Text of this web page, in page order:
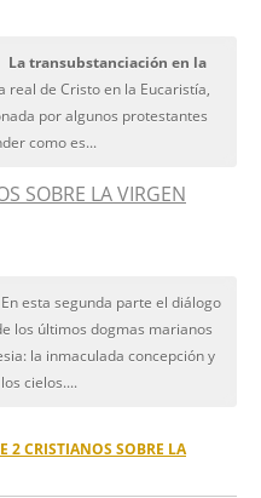
La transubstanciación en la
real de Cristo en la Eucaristía,
por algunos protestantes
como es...
SOBRE LA VIRGEN
esta segunda parte el diálogo
los últimos dogmas marianos
la inmaculada concepción y
cielos....
2 CRISTIANOS SOBRE LA